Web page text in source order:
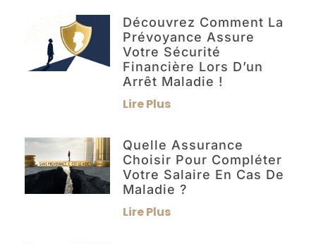
Découvrez Comment La
Prévoyance Assure
Votre Sécurité
Financière Lors D’un
Arrêt Maladie !
Lire Plus
Quelle Assurance
Choisir Pour Compléter
Votre Salaire En Cas De
Maladie ?
Lire Plus